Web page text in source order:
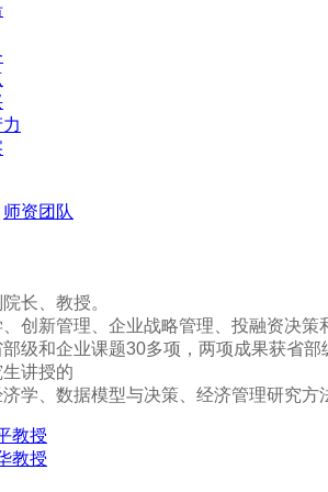
师资团队
长、教授。
创新管理、企业战略管理、投融资决
级和企业课题30多项，两项成果获省
讲授的
济学、数据模型与决策、经济管理研究方
教授
教授